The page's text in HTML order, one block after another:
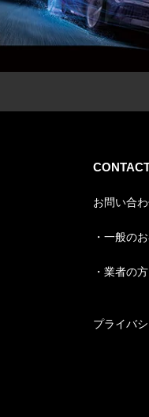
お問い合
・一般の
・業者の方
プライバ